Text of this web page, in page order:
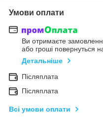
Умови оплати
Ви отримаєте
або гроші повернуться
Детальніше
Післяплата
Післяплата
Всі умови оплати